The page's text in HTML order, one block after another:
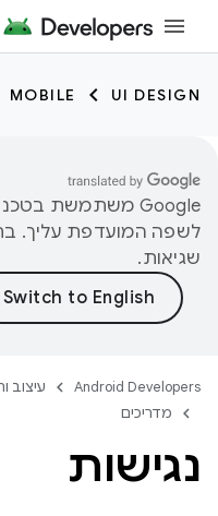
UI DESIGN
MOBILE
לשפה המועדפת עליך.
שגיאות.
Android Developers עיצוב
מדריכים
נגישות